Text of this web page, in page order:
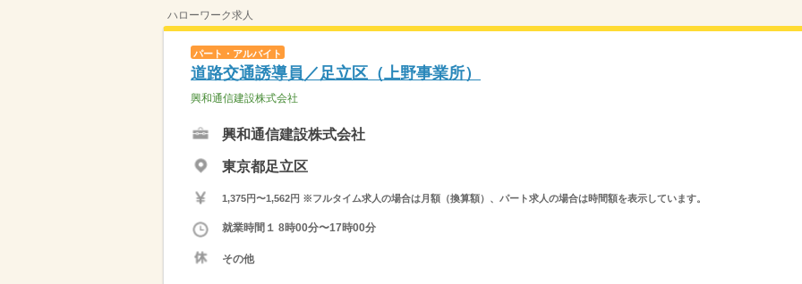
ハローワーク求人
パート・アルバイト
道路交通誘導員／足立区（上野事業所）
興和通信建設株式会社
興和通信建設株式会社
東京都足立区
1,375円〜1,562円 ※フルタイム求人の場合は月額（換算額）、パート求人の場合は時間額を表示しています。
就業時間１ 8時00分〜17時00分
その他